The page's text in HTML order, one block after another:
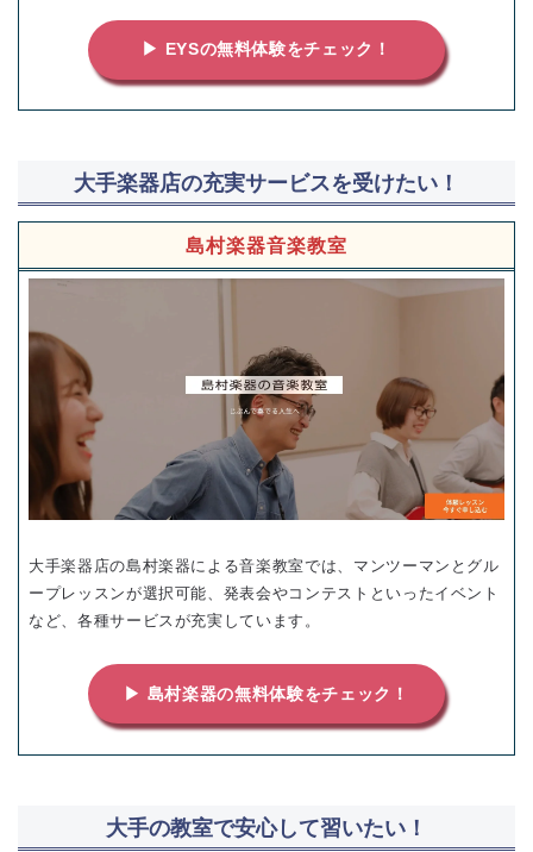
▶ EYSの無料体験をチェック！
大手楽器店の充実サービスを受けたい！
島村楽器音楽教室
大手楽器店の島村楽器による音楽教室では、マンツーマンとグル
ープレッスンが選択可能、発表会やコンテストといったイベント
など、各種サービスが充実しています。
▶ 島村楽器の無料体験をチェック！
大手の教室で安心して習いたい！